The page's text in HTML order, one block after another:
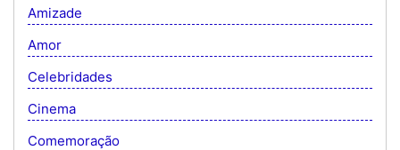
Amizade
Amor
Celebridades
Cinema
Comemoração